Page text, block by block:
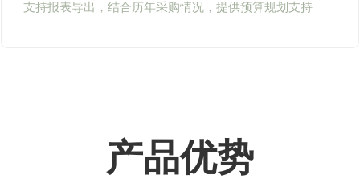
支持报表导出，结合历年采购情况，提供预算规划支持
产品优势